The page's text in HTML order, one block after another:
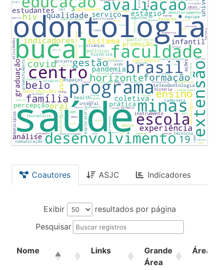
Coautores ASJC Indicadores
Exibir
resultados por página
Pesquisar
Nome Links
Grande
Área
Área